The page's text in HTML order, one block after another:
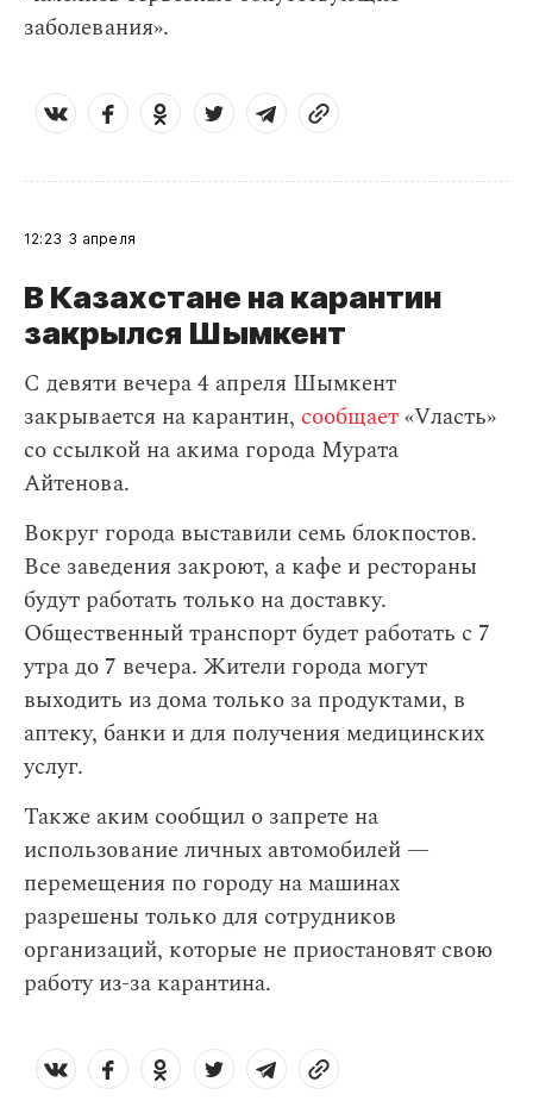
заболевания».
12:23 3 апреля
В Казахстане на карантин
закрылся Шымкент
С девяти вечера 4 апреля Шымкент
закрывается на карантин, сообщает«Vласть»
со ссылкой на акима города Мурата
Айтенова.
Вокруг города выставили семь блокпостов.
Все заведения закроют, а кафе и рестораны
будут работать только на доставку.
Общественный транспорт будет работать с 7
утра до 7 вечера. Жители города могут
выходить из дома только за продуктами, в
аптеку, банки и для получения медицинских
услуг.
Также аким сообщил о запрете на
использование личных автомобилей —
перемещения по городу на машинах
разрешены только для сотрудников
организаций, которые не приостановят свою
работу из-за карантина.